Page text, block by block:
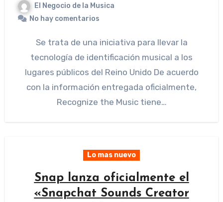
El Negocio de la Musica
No hay comentarios
Se trata de una iniciativa para llevar la
tecnología de identificación musical a los
lugares públicos del Reino Unido De acuerdo
con la información entregada oficialmente,
Recognize the Music tiene…
Lo mas nuevo
Snap lanza oficialmente el
«Snapchat Sounds Creator